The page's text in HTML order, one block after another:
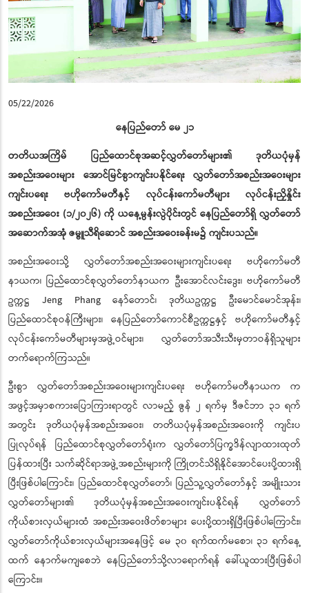
05/22/2026
နေပြည်တော် မေ ၂၁
တတိယအကြိမ် ပြည်ထောင်စုအဆင့်လွှတ်တော်များ၏ ဒုတိယပုံမှန်
အစည်းအဝေးများ အောင်မြင်စွာကျင်းပနိုင်ရေး လွှတ်တော်အစည်းအဝေးများ
ကျင်းပရေး ဗဟိုကော်မတီနှင့် လုပ်ငန်းကော်မတီများ လုပ်ငန်းညှိနှိုင်း
အစည်းအဝေး (၁/၂၀၂၆) ကို ယနေ့မွန်းလွဲပိုင်းတွင် နေပြည်တော်ရှိ လွှတ်တော်
အဆောက်အအုံ ဇမ္ဗူသီရိဆောင် အစည်းအဝေးခန်းမ၌ ကျင်းပသည်။
အစည်းအဝေးသို့ လွှတ်တော်အစည်းအဝေးများကျင်းပရေး ဗဟိုကော်မတီ
နာယက၊ ပြည်ထောင်စုလွှတ်တော်နာယက ဦးအောင်လင်းဒွေး၊ ဗဟိုကော်မတီ
ဥက္ကဋ္ဌ Jeng Phang နော်တောင်၊ ဒုတိယဥက္ကဋ္ဌ ဦးမောင်မောင်အုန်း၊
ပြည်ထောင်စုဝန်ကြီးများ၊ နေပြည်တော်ကောင်စီဥက္ကဋ္ဌနှင့် ဗဟိုကော်မတီနှင့်
လုပ်ငန်းကော်မတီများမှအဖွဲ့ဝင်များ၊ လွှတ်တော်အသီးသီးမှတာဝန်ရှိသူများ
တက်ရောက်ကြသည်။
ဦးစွာ လွှတ်တော်အစည်းအဝေးများကျင်းပရေး ဗဟိုကော်မတီနာယက က
အဖွင့်အမှာစကားပြောကြားရာတွင် လာမည့် ဇွန် ၂ ရက်မှ ဒီဇင်ဘာ ၃၁ ရက်
အတွင်း ဒုတိယပုံမှန်အစည်းအဝေး၊ တတိယပုံမှန်အစည်းအဝေးကို ကျင်းပ
ပြုလုပ်ရန် ပြည်ထောင်စုလွှတ်တော်ရုံးက လွှတ်တော်ပြက္ခဒိန်လျာထားထုတ်
ပြန်ထားပြီး သက်ဆိုင်ရာအဖွဲ့အစည်းများကို ကြိုတင်သိရှိနိုင်အောင်ပေးပို့ထားရှိ
ပြီးဖြစ်ပါကြောင်း၊ ပြည်ထောင်စုလွှတ်တော်၊ ပြည်သူ့လွှတ်တော်နှင့် အမျိုးသား
လွှတ်တော်များ၏ ဒုတိယပုံမှန်အစည်းအဝေးကျင်းပနိုင်ရန် လွှတ်တော်
ကိုယ်စားလှယ်များထံ အစည်းအဝေးဖိတ်စာများ ပေးပို့ထားရှိပြီးဖြစ်ပါကြောင်း၊
လွှတ်တော်ကိုယ်စားလှယ်များအနေဖြင့် မေ ၃၀ ရက်ထက်မစော၊ ၃၁ ရက်နေ့
ထက် နောက်မကျစေဘဲ နေပြည်တော်သို့လာရောက်ရန် ခေါ်ယူထားပြီးဖြစ်ပါ
ကြောင်း။